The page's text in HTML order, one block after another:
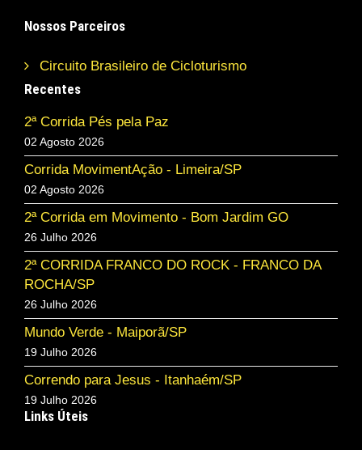
Nossos Parceiros
Circuito Brasileiro de Cicloturismo
Recentes
2ª Corrida Pés pela Paz
02 Agosto 2026
Corrida MovimentAção - Limeira/SP
02 Agosto 2026
2ª Corrida em Movimento - Bom Jardim GO
26 Julho 2026
2ª CORRIDA FRANCO DO ROCK - FRANCO DA
ROCHA/SP
26 Julho 2026
Mundo Verde - Maiporã/SP
19 Julho 2026
Correndo para Jesus - Itanhaém/SP
19 Julho 2026
Links Úteis